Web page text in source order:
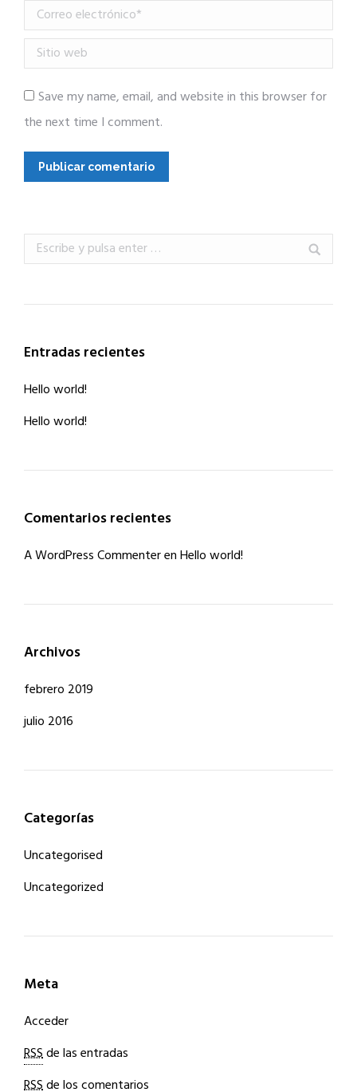
Correo electrónico *
Sitio web
Save my name, email, and website in this browser for
the next time I comment.
Publicar comentario
Buscar:
Entradas recientes
Hello world!
Hello world!
Comentarios recientes
A WordPress CommenterenHello world!
Archivos
febrero 2019
julio 2016
Categorías
Uncategorised
Uncategorized
Meta
Acceder
RSSde las entradas
RSSde los comentarios